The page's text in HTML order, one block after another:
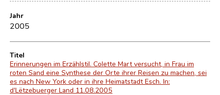
Jahr
2005
Titel
Erinnerungen im Erzählstil. Colette Mart versucht, in Frau im
roten Sand eine Synthese der Orte ihrer Reisen zu machen, sei
es nach New York oder in ihre Heimatstadt Esch. In:
d'Lëtzebuerger Land 11.08.2005